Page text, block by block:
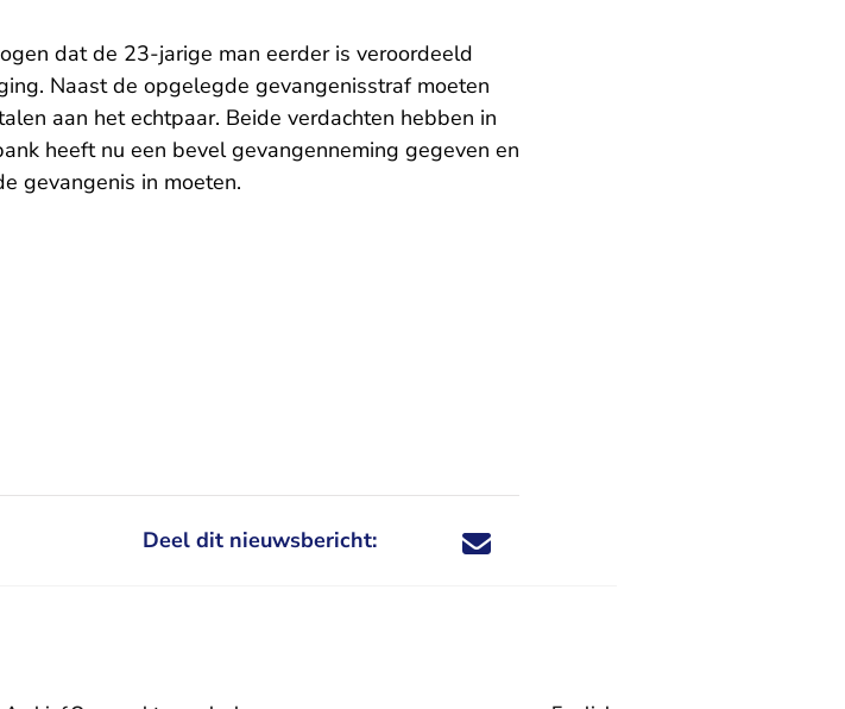
dat de 23-jarige man eerder is veroordeeld
Naast de opgelegde gevangenisstraf moeten
aan het echtpaar. Beide verdachten hebben in
heeft nu een bevel gevangenneming gegeven en
gevangenis in moeten.
Deel dit nieuwsbericht: Deel dit nieuwsbericht via X - U verlaat
Deel dit nieuwsbericht via Facebook - U
Deel dit nieuwsbericht via e-mail
Deel dit nieuwsbericht via LinkedIn - U